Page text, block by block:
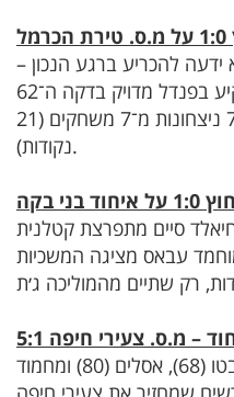
להכריע ברגע הנכון –
הקבוצה של מוסא עראידה שמרה על היתרון ועלתה למאזן מושלם של 7 ניצחונות מ־7 משחקים (21
נקודות).
בקה
הוכרע רק לקראת הסיום. בדקה ה־89 חאג׳י חיאלד סיים מתפרצת קטלנית
של מוחמד עבאס מציגה המשכיות
– מ.ס. צעירי חיפה 5:1
הדרבי החיפאי היה חד־צדדי. סהלה (8, 39), מורניאן עבד (25), נתנאל סנבטו (68), אסלים (80) ומחמוד